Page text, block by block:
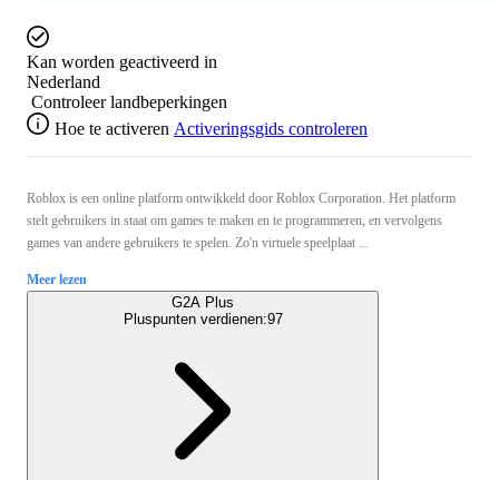
Kan worden geactiveerd in
Nederland
Controleer landbeperkingen
Hoe te activeren Activeringsgids controleren
Roblox is een online platform ontwikkeld door Roblox Corporation. Het platform
stelt gebruikers in staat om games te maken en te programmeren, en vervolgens
games van andere gebruikers te spelen. Zo'n virtuele speelplaat ...
Meer lezen
G2A Plus
Pluspunten verdienen:97